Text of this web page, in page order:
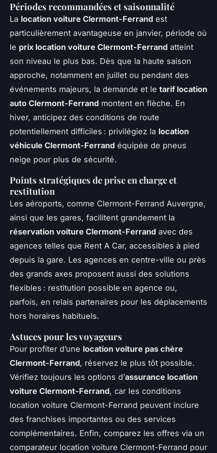
Périodes recommandées et saisonnalité
La location voiture Clermont-Ferrand est
particulièrement avantageuse en janvier, période où
le prix location voiture Clermont-Ferrand atteint
son niveau le plus bas. Dès que la haute saison
approche, notamment en juillet ou pendant des
événements majeurs, la demande et le tarif location
auto Clermont-Ferrand montent en flèche. En
hiver, anticipez des conditions de route
potentiellement difficiles : privilégiez la location
véhicule Clermont-Ferrand équipée de pneus
neige pour plus de sécurité.
Points stratégiques de prise en charge et
restitution
Les aéroports, comme Clermont-Ferrand Auvergne,
ainsi que les gares, facilitent grandement la
réservation voiture Clermont-Ferrand avec des
agences telles que Rent A Car, accessibles à pied
depuis la gare. Les agences en centre-ville ou près
des grands axes proposent aussi des solutions
flexibles : restitution possible en agence ou,
parfois, en relais partenaires pour les déplacements
hors horaires habituels.
Astuces pour les voyageurs
Pour profiter d’une location voiture pas chère
Clermont-Ferrand, réservez le plus tôt possible.
Vérifiez toujours les options d’assurance location
voiture Clermont-Ferrand, car les conditions
location voiture Clermont-Ferrand peuvent inclure
des franchises importantes ou des services
complémentaires. Enfin, comparez les offres via un
comparateur location voiture Clermont-Ferrand pour